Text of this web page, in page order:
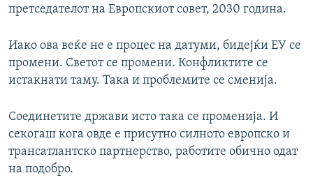
претседателот на Европскиот совет, 2030 година.
Иако ова веќе не е процес на датуми, бидејќи ЕУ се
промени. Светот се промени. Конфликтите се
истакнати таму. Така и проблемите се сменија.
Соединетите држави исто така се променија. И
секогаш кога овде е присутно силното европско и
трансатлантско партнерство, работите обично одат
на подобро.